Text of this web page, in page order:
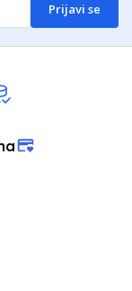
Prijavi se